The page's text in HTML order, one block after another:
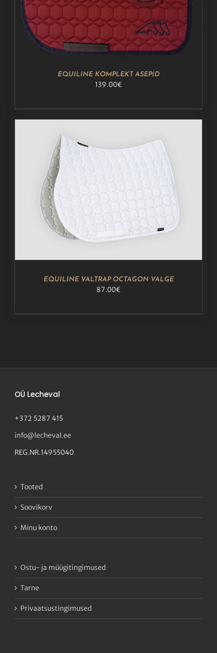
ON
VARIANTI.
VALIKUID
SAAB
TEHA
EQUILINE KOMPLEKT ASEPID
139.00€
DETAILS
EQUILINE VALTRAP OCTAGON VALGE
87.00€
OÜ Lecheval
+372 5287 415
info@lecheval.ee
REG.NR.14955040
Tooted
Soovikorv
Minu konto
Ostu- ja müügitingimused
Tarne
Privaatsustingimused